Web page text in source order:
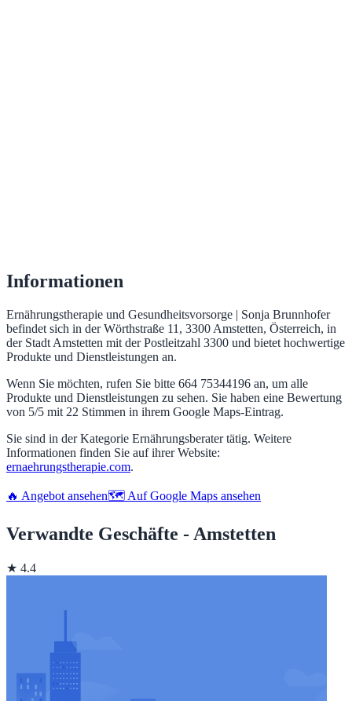
Informationen
Ernährungstherapie und Gesundheitsvorsorge | Sonja Brunnhofer
befindet sich in der Wörthstraße 11, 3300 Amstetten, Österreich, in
der Stadt Amstetten mit der Postleitzahl 3300 und bietet hochwertige
Produkte und Dienstleistungen an.
Wenn Sie möchten, rufen Sie bitte 664 75344196 an, um alle
Produkte und Dienstleistungen zu sehen. Sie haben eine Bewertung
von 5/5 mit 22 Stimmen in ihrem Google Maps-Eintrag.
Sie sind in der Kategorie Ernährungsberater tätig. Weitere
Informationen finden Sie auf ihrer Website:
ernaehrungstherapie.com.
🔥 Angebot ansehen🗺️ Auf Google Maps ansehen
Verwandte Geschäfte - Amstetten
★ 4.4